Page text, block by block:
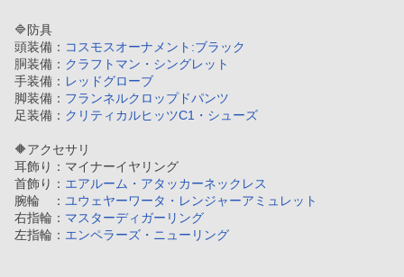
🔷防具
頭装備： コスモスオーナメント:ブラック
胴装備： クラフトマン・シングレット
手装備： レッドグローブ
脚装備： フランネルクロップドパンツ
足装備： クリティカルヒッツC1・シューズ
🔶アクセサリ
耳飾り：マイナーイヤリング
首飾り： エアルーム・アタッカーネックレス
腕輪　： ユウェヤーワータ・レンジャーアミュレット
右指輪： マスターディガーリング
左指輪： エンペラーズ・ニューリング